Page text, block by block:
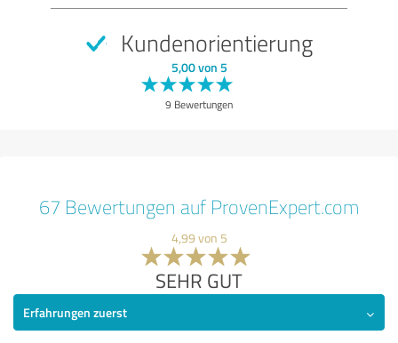
Kundenorientierung
5,00 von 5
9 Bewertungen
67 Bewertungen auf ProvenExpert.com
4,99 von 5
SEHR GUT
Erfahrungen zuerst